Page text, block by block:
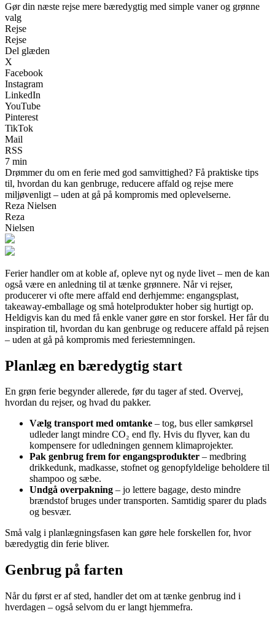
Gør din næste rejse mere bæredygtig med simple vaner og grønne
valg
Rejse
Rejse
Del glæden
X
Facebook
Instagram
LinkedIn
YouTube
Pinterest
TikTok
Mail
RSS
7 min
Drømmer du om en ferie med god samvittighed? Få praktiske tips
til, hvordan du kan genbruge, reducere affald og rejse mere
miljøvenligt – uden at gå på kompromis med oplevelserne.
Reza Nielsen
Reza
Nielsen
Ferier handler om at koble af, opleve nyt og nyde livet – men de kan
også være en anledning til at tænke grønnere. Når vi rejser,
producerer vi ofte mere affald end derhjemme: engangsplast,
takeaway-emballage og små hotelprodukter hober sig hurtigt op.
Heldigvis kan du med få enkle vaner gøre en stor forskel. Her får du
inspiration til, hvordan du kan genbruge og reducere affald på rejsen
– uden at gå på kompromis med feriestemningen.
Planlæg en bæredygtig start
En grøn ferie begynder allerede, før du tager af sted. Overvej,
hvordan du rejser, og hvad du pakker.
Vælg transport med omtanke – tog, bus eller samkørsel
udleder langt mindre CO₂ end fly. Hvis du flyver, kan du
kompensere for udledningen gennem klimaprojekter.
Pak genbrug frem for engangsprodukter – medbring
drikkedunk, madkasse, stofnet og genopfyldelige beholdere til
shampoo og sæbe.
Undgå overpakning – jo lettere bagage, desto mindre
brændstof bruges under transporten. Samtidig sparer du plads
og besvær.
Små valg i planlægningsfasen kan gøre hele forskellen for, hvor
bæredygtig din ferie bliver.
Genbrug på farten
Når du først er af sted, handler det om at tænke genbrug ind i
hverdagen – også selvom du er langt hjemmefra.